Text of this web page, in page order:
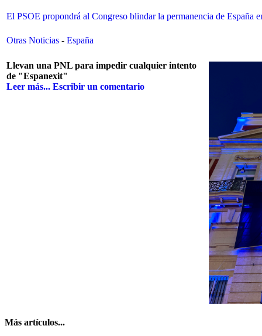
El PSOE propondrá al Congreso blindar la permanencia de España
Otras Noticias - España
Llevan una PNL para impedir cualquier intento
de "Espanexit"
Leer más... Escribir un comentario
Más artículos...